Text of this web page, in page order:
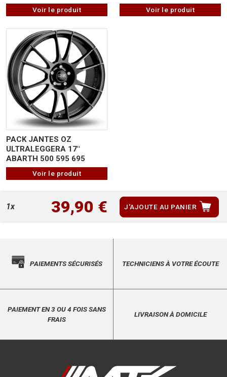
Voir le produit Voir le produit
PACK JANTES OZ
ULTRALEGGERA 17"
ABARTH 500 595 695
Voir le produit
1x 39,90 € J'AJOUTE AU PANIER
PAIEMENTS SÉCURISÉS TECHNICIENS À VOTRE ÉCOUTE
PAIEMENT EN 3 OU 4 FOIS SANS
FRAIS
LIVRAISON À DOMICILE